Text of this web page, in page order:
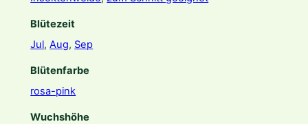
Blütezeit
Jul,Aug, Sep
Blütenfarbe
rosa-pink
Wuchshöhe